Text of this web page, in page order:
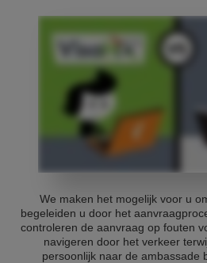
We maken het mogelijk voor u
begeleiden u door het
controleren de aanvraag op fouten
navigeren door het verkeer
persoonlijk naar de ambassade